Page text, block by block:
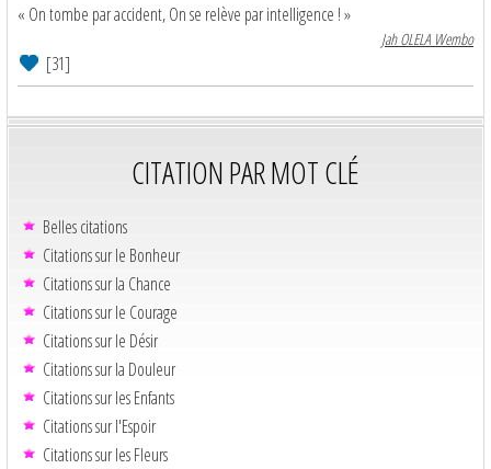
« On tombe par accident, On se relève par intelligence ! »
Jah OLELA Wembo
[31]
CITATION PAR MOT CLÉ
Belles citations
Citations sur le Bonheur
Citations sur la Chance
Citations sur le Courage
Citations sur le Désir
Citations sur la Douleur
Citations sur les Enfants
Citations sur l'Espoir
Citations sur les Fleurs